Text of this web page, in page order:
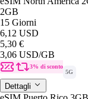
2GB
15 Giorni
6,12 USD
5,30 €
3,06 USD/GB
3% di sconto
5G
Dettagli